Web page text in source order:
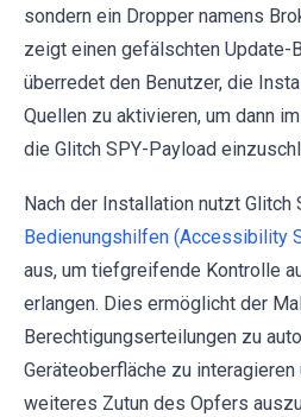
sondern ein Dropper namens
zeigt einen gefälschten Update-
überredet den Benutzer, die
Quellen zu aktivieren, um dann
die Glitch SPY-Payload
Nach der Installation nutzt Glitch
Bedienungshilfen (Accessibility
aus, um tiefgreifende Kontrolle
erlangen. Dies ermöglicht der
Berechtigungserteilungen zu
Geräteoberfläche zu interagieren
weiteres Zutun des Opfers